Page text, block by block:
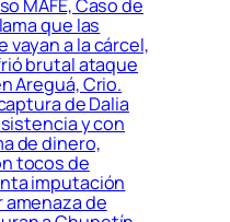
MAFE, Caso de
que las
a la cárcel,
brutal ataque
Areguá, Crio.
de Dalia
y con
de dinero,
tocos de
imputación
de